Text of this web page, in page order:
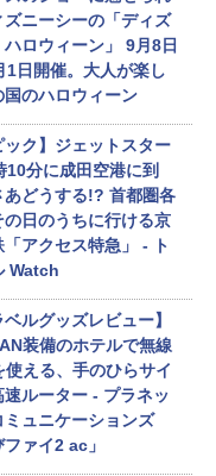
ズニーシーの「ディズ
ハロウィーン」 9月8日
1日開催。大人が楽し
国のハロウィーン
ック】ジェットスター
10分に成田空港に到
あどうする!? 首都圏各
の日のうちに行ける京
「アクセス特急」 - ト
Watch
ベルグッズレビュー】
装備のホテルで無線
使える、手のひらサイ
速ルーター - プラネッ
ミュニケーションズ
ファイ2 ac」